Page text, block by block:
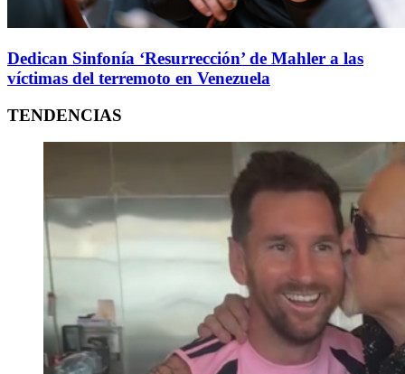
Dedican Sinfonía ‘Resurrección’ de Mahler a las
víctimas del terremoto en Venezuela
TENDENCIAS